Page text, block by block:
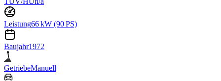
Leistung66 kW (90 PS)
Baujahr1972
GetriebeManuell